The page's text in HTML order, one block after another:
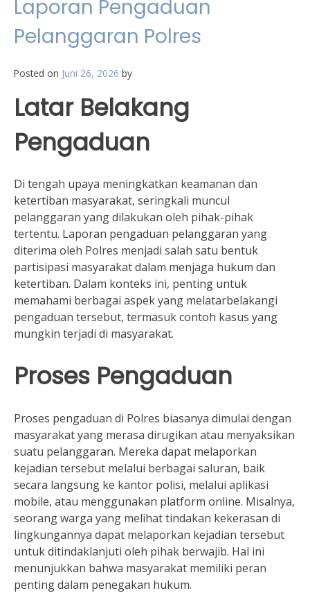
Laporan Pengaduan
Pelanggaran Polres
Posted on Juni 26, 2026 by
Latar Belakang
Pengaduan
Di tengah upaya meningkatkan keamanan dan
ketertiban masyarakat, seringkali muncul
pelanggaran yang dilakukan oleh pihak-pihak
tertentu. Laporan pengaduan pelanggaran yang
diterima oleh Polres menjadi salah satu bentuk
partisipasi masyarakat dalam menjaga hukum dan
ketertiban. Dalam konteks ini, penting untuk
memahami berbagai aspek yang melatarbelakangi
pengaduan tersebut, termasuk contoh kasus yang
mungkin terjadi di masyarakat.
Proses Pengaduan
Proses pengaduan di Polres biasanya dimulai dengan
masyarakat yang merasa dirugikan atau menyaksikan
suatu pelanggaran. Mereka dapat melaporkan
kejadian tersebut melalui berbagai saluran, baik
secara langsung ke kantor polisi, melalui aplikasi
mobile, atau menggunakan platform online. Misalnya,
seorang warga yang melihat tindakan kekerasan di
lingkungannya dapat melaporkan kejadian tersebut
untuk ditindaklanjuti oleh pihak berwajib. Hal ini
menunjukkan bahwa masyarakat memiliki peran
penting dalam penegakan hukum.